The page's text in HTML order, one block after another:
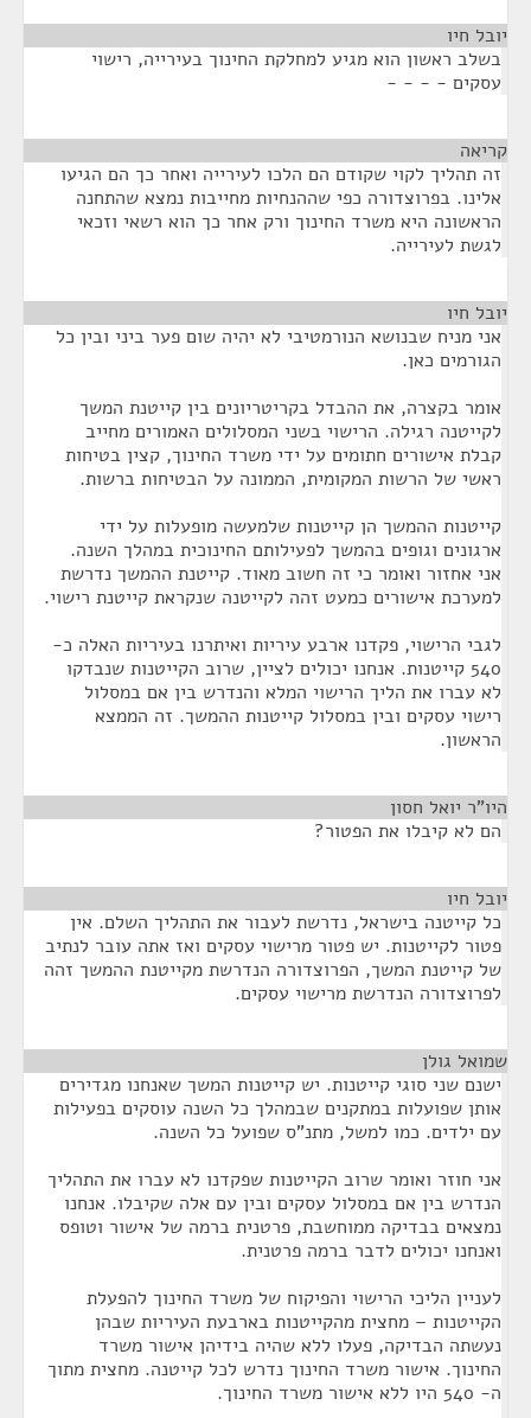
יובל חיו
בשלב ראשון הוא מגיע למחלקת החינוך בעירייה, רישוי
עסקים - - - -
קריאה
זה תהליך לקוי שקודם הם הלכו לעירייה ואחר כך הם הגיעו
אלינו. בפרוצדורה כפי שההנחיות מחייבות נמצא שהתחנה
הראשונה היא משרד החינוך ורק אחר כך הוא רשאי וזכאי
לגשת לעירייה.
יובל חיו
אני מניח שבנושא הנורמטיבי לא יהיה שום פער ביני ובין כל
הגורמים כאן.
אומר בקצרה, את ההבדל בקריטריונים בין קייטנת המשך
לקייטנה רגילה. הרישוי בשני המסלולים האמורים מחייב
קבלת אישורים חתומים על ידי משרד החינוך, קצין בטיחות
ראשי של הרשות המקומית, הממונה על הבטיחות ברשות.
קייטנות ההמשך הן קייטנות שלמעשה מופעלות על ידי
ארגונים וגופים בהמשך לפעילותם החינוכית במהלך השנה.
אני אחזור ואומר כי זה חשוב מאוד. קייטנת ההמשך נדרשת
למערכת אישורים כמעט זהה לקייטנה שנקראת קייטנת רישוי.
לגבי הרישוי, פקדנו ארבע עיריות ואיתרנו בעיריות האלה כ-
540 קייטנות. אנחנו יכולים לציין, שרוב הקייטנות שנבדקו
לא עברו את הליך הרישוי המלא והנדרש בין אם במסלול
רישוי עסקים ובין במסלול קייטנות ההמשך. זה הממצא
הראשון.
היו"ר יואל חסון
הם לא קיבלו את הפטור?
יובל חיו
כל קייטנה בישראל, נדרשת לעבור את התהליך השלם. אין
פטור לקייטנות. יש פטור מרישוי עסקים ואז אתה עובר לנתיב
של קייטנת המשך, הפרוצדורה הנדרשת מקייטנת ההמשך זהה
לפרוצדורה הנדרשת מרישוי עסקים.
שמואל גולן
ישנם שני סוגי קייטנות. יש קייטנות המשך שאנחנו מגדירים
אותן שפועלות במתקנים שבמהלך כל השנה עוסקים בפעילות
עם ילדים. כמו למשל, מתנ"ס שפועל כל השנה.
אני חוזר ואומר שרוב הקייטנות שפקדנו לא עברו את התהליך
הנדרש בין אם במסלול עסקים ובין עם אלה שקיבלו. אנחנו
נמצאים בבדיקה ממוחשבת, פרטנית ברמה של אישור וטופס
ואנחנו יכולים לדבר ברמה פרטנית.
לעניין הליכי הרישוי והפיקוח של משרד החינוך להפעלת
הקייטנות – מחצית מהקייטנות בארבעת העיריות שבהן
נעשתה הבדיקה, פעלו ללא שהיה בידיהן אישור משרד
החינוך. אישור משרד החינוך נדרש לכל קייטנה. מחצית מתוך
ה- 540 היו ללא אישור משרד החינוך.